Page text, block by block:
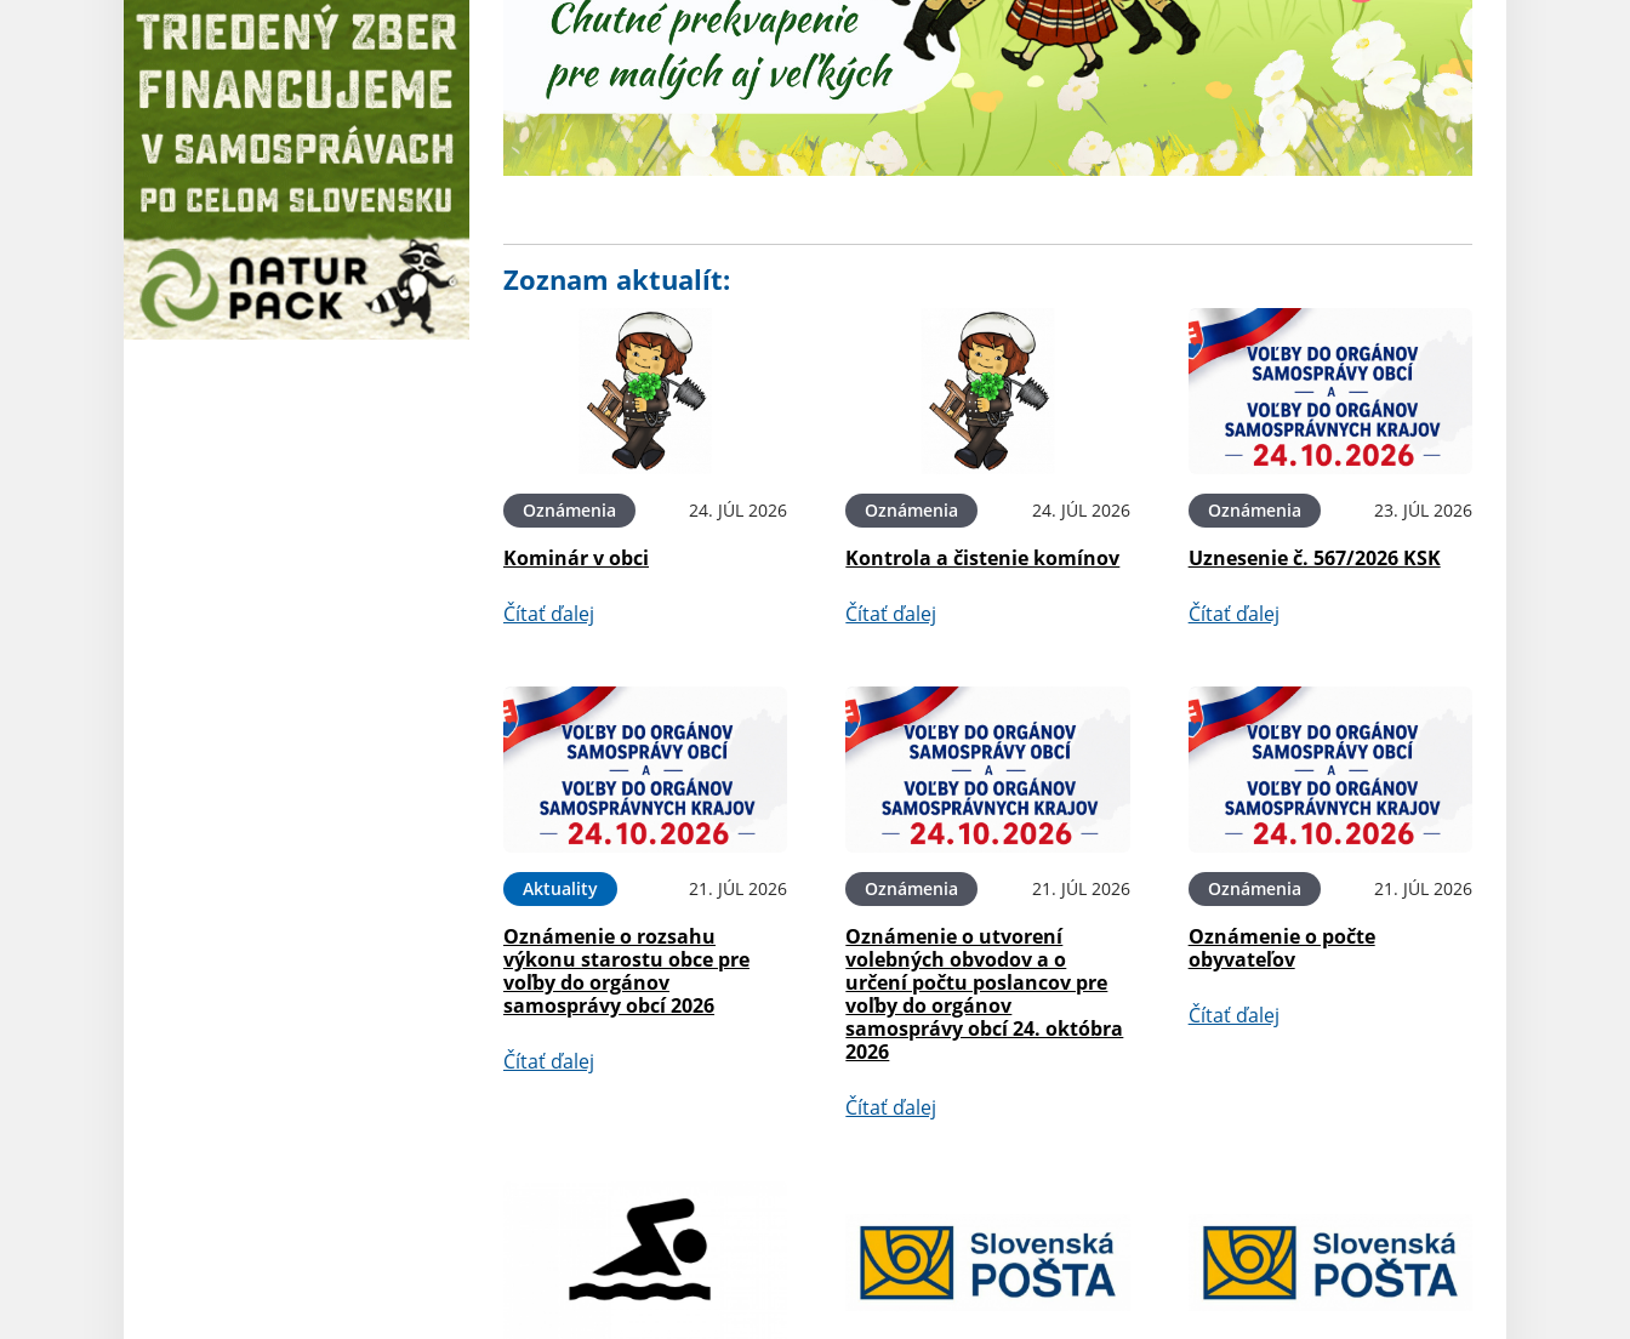
Zoznam aktualít:
Oznámenia 24. JÚL 2026
Kominár v obci
Čítať ďalej
Oznámenia 24. JÚL 2026
Kontrola a čistenie komínov
Čítať ďalej
Oznámenia 23. JÚL 2026
Uznesenie č. 567/2026 KSK
Čítať ďalej
Aktuality 21. JÚL 2026
Oznámenie o rozsahu
výkonu starostu obce pre
voľby do orgánov
samosprávy obcí 2026
Čítať ďalej
Oznámenia 21. JÚL 2026
Oznámenie o utvorení
volebných obvodov a o
určení počtu poslancov pre
voľby do orgánov
samosprávy obcí 24. októbra
2026
Čítať ďalej
Oznámenia 21. JÚL 2026
Oznámenie o počte
obyvateľov
Čítať ďalej